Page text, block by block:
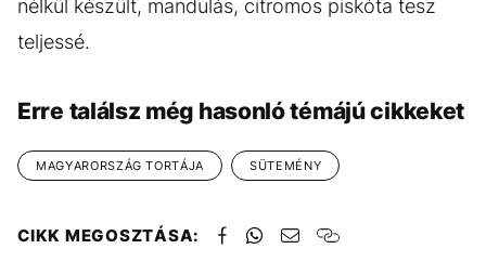
nélkül készült, mandulás, citromos piskóta tesz
teljessé.
Erre találsz még hasonló témájú cikkeket
MAGYARORSZÁG TORTÁJA SÜTEMÉNY
CIKK MEGOSZTÁSA: